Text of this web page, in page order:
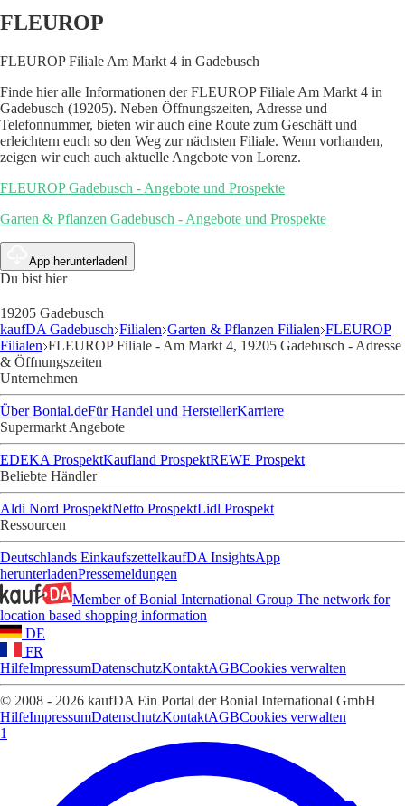
FLEUROP
FLEUROP Filiale Am Markt 4 in Gadebusch
Finde hier alle Informationen der FLEUROP Filiale Am Markt 4 in
Gadebusch (19205). Neben Öffnungszeiten, Adresse und
Telefonnummer, bieten wir auch eine Route zum Geschäft und
erleichtern euch so den Weg zur nächsten Filiale. Wenn vorhanden,
zeigen wir euch auch aktuelle Angebote von Lorenz.
FLEUROP Gadebusch - Angebote und Prospekte
Garten & Pflanzen Gadebusch - Angebote und Prospekte
App herunterladen!
Du bist hier
19205 Gadebusch
kaufDA Gadebusch Filialen Garten & Pflanzen Filialen FLEUROP
Filialen FLEUROP Filiale - Am Markt 4, 19205 Gadebusch - Adresse
& Öffnungszeiten
Unternehmen
Über Bonial.deFür Handel und HerstellerKarriere
Supermarkt Angebote
EDEKA ProspektKaufland ProspektREWE Prospekt
Beliebte Händler
Aldi Nord ProspektNetto ProspektLidl Prospekt
Ressourcen
Deutschlands EinkaufszettelkaufDA InsightsApp
herunterladenPressemeldungen
Member of Bonial International Group The network for
location based shopping information
DE
FR
HilfeImpressumDatenschutzKontaktAGBCookies verwalten
© 2008 - 2026 kaufDA Ein Portal der Bonial International GmbH
HilfeImpressumDatenschutzKontaktAGBCookies verwalten
1